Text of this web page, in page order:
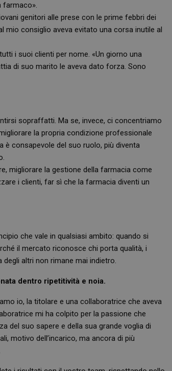
farmaco».
genitori alle prese con le prime febbri dei
mio consiglio aveva evitato una corsa inutile al
i suoi clienti per nome. «Un giorno una
di suo marito le aveva dato forza. Sono
sopraffatti. Ma se, invece, ci concentriamo
la propria condizione professionale
è consapevole del suo ruolo, più diventa
migliorare la gestione della farmacia come
i clienti, far sì che la farmacia diventi un
che vale in qualsiasi ambito: quando si
il mercato riconosce chi porta qualità, i
altri non rimane mai indietro.
dentro ripetitività e noia.
io, la titolare e una collaboratrice che aveva
mi ha colpito per la passione che
del suo sapere e della sua grande voglia di
motivo dell’incarico, ma ancora di più
visitatori, sessioni e campagne per i
siti.
5 mesi 3
cookie dei visitatori. È necessario
di Cookie-Script.com funzioni
Sessione
Questo cookie è impostato da YouTube per tenere
visualizzazioni dei video incorporati.
FORNITORE DOMINIO
.youtube.com 5 mesi 4 settimane